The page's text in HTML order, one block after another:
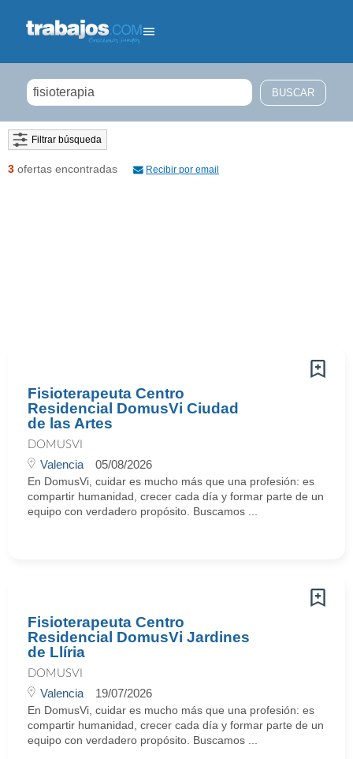
Filtrar búsqueda
3 ofertas encontradas Recibir por email
Fisioterapeuta Centro
Residencial DomusVi Ciudad
de las Artes
DOMUSVI
Valencia 05/08/2026
En DomusVi, cuidar es mucho más que una profesión: es
compartir humanidad, crecer cada día y formar parte de un
equipo con verdadero propósito. Buscamos ...
Fisioterapeuta Centro
Residencial DomusVi Jardines
de Llíria
DOMUSVI
Valencia 19/07/2026
En DomusVi, cuidar es mucho más que una profesión: es
compartir humanidad, crecer cada día y formar parte de un
equipo con verdadero propósito. Buscamos ...